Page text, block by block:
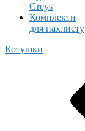
Greys
Комплекти
для нахлисту
Котушки